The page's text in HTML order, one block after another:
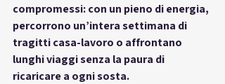
compromessi: con un pieno di energia,
percorrono un’intera settimana di
tragitti casa-lavoro o affrontano
lunghi viaggi senza la paura di
ricaricare a ogni sosta.